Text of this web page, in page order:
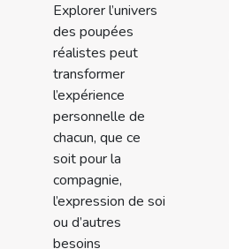
Explorer l’univers
des poupées
réalistes peut
transformer
l’expérience
personnelle de
chacun, que ce
soit pour la
compagnie,
l’expression de soi
ou d’autres
besoins